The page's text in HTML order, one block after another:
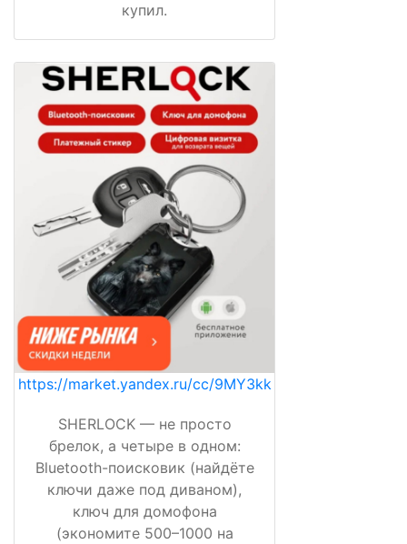
купил.
https://market.yandex.ru/cc/9MY3kk
SHERLOCK — не просто
брелок, а четыре в одном:
Bluetooth-поисковик (найдёте
ключи даже под диваном),
ключ для домофона
(экономите 500–1000 на